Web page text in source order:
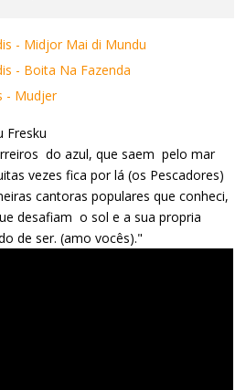
- Midjor Mai di Mundu
- Boita Na Fazenda
- Mudjer
Fresku
do azul, que saem pelo mar
vezes fica por lá (os Pescadores)
cantoras populares que conheci,
desafiam o sol e a sua propria
de ser. (amo vocês)."